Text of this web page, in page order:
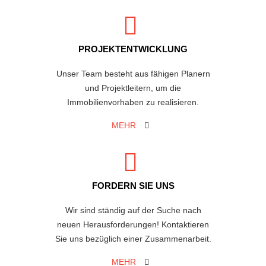
PROJEKTENTWICKLUNG
Unser Team besteht aus fähigen Planern
und Projektleitern, um die
Immobilienvorhaben zu realisieren.
MEHR
FORDERN SIE UNS
Wir sind ständig auf der Suche nach
neuen Herausforderungen! Kontaktieren
Sie uns bezüglich einer Zusammenarbeit.
MEHR